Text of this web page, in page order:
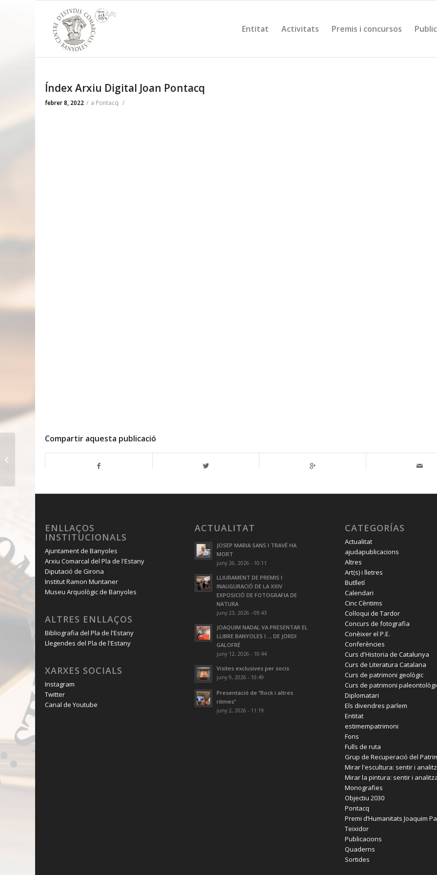
Entitat Activitats Premis i concursos
Índex Arxiu Digital Joan Pontacq
febrer 8, 2022 / a Pontacq /
Compartir aquesta publicació
ENLLAÇOS
INSTITUCIONALS
Ajuntament de Banyoles
Arxiu Comarcal del Pla de l'Estany
Diputació de Girona
Institut Ramon Muntaner
Museu Arquològic de Banyoles
ALTRES ENLLAÇOS
Bibliografia del Pla de l'Estany
Llegendes del Pla de l'Estany
XARXES SOCIALS
Instagram
Twitter
Canal de Youtube
ACTUALITAT
JOSEP MARIA SANS I TRAVÉ HA
MORT
juny 26, 2026 - 10:11
LLIURAMENT DE PREMIS I
INAUGURACIÓ DE LA XXIV
EXPOSICIÓ DE FOTOGRAFIA DE
NATURA
juny 23, 2026 - 09:43
JOAQUIM NADAL VA PRESENTAR EL
LLIBRE BANYOLES I…, DE JORDI
GALOFRÉ
juny 12, 2026 - 10:44
Visites exclusives per socis
juny 9, 2026 - 10:49
Presentació de “Rock i altres
ritmes”
juny 2, 2026 - 11:19
CATEGORÍAS
Actualitat
ajudapublicacions
Altres
Art(s) i lletres
Butlletí
Calendari
Cinc Cèntims
Col·loqui de Tardor
Concurs de fotografia
Conèixer el P.E.
Conferències
Curs d'Historia de Catalunya
Curs de Literatura Catalana
Curs de patrimoni geològic
Curs de patrimoni
Diplomatari
Els divendres parlem
Entitat
estimempatrimoni
Fons
Fulls de ruta
Grup de Recuperació del
Mirar l'escultura: sentir i
Mirar la pintura: sentir i
Monografies
Objectiu 2030
Pontacq
Premi d’Humanitats Joaquim
Teixidor
Publicacions
Quaderns
Sortides
Els paisatges que